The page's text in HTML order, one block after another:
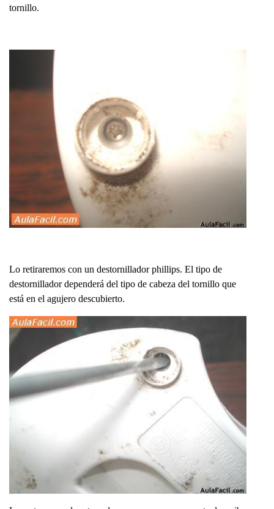
tornillo.
Lo retiraremos con un destornillador phillips. El tipo de
destornillador dependerá del tipo de cabeza del tornillo que
está en el agujero descubierto.